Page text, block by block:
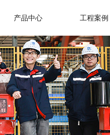
产品中心 工程案例